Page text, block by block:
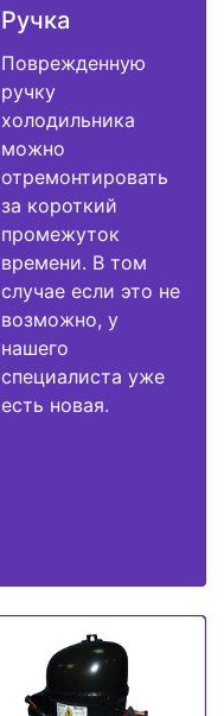
Ручка
Поврежденную
ручку
холодильника
можно
отремонтировать
за короткий
промежуток
времени. В том
случае если это не
возможно, у
нашего
специалиста уже
есть новая.